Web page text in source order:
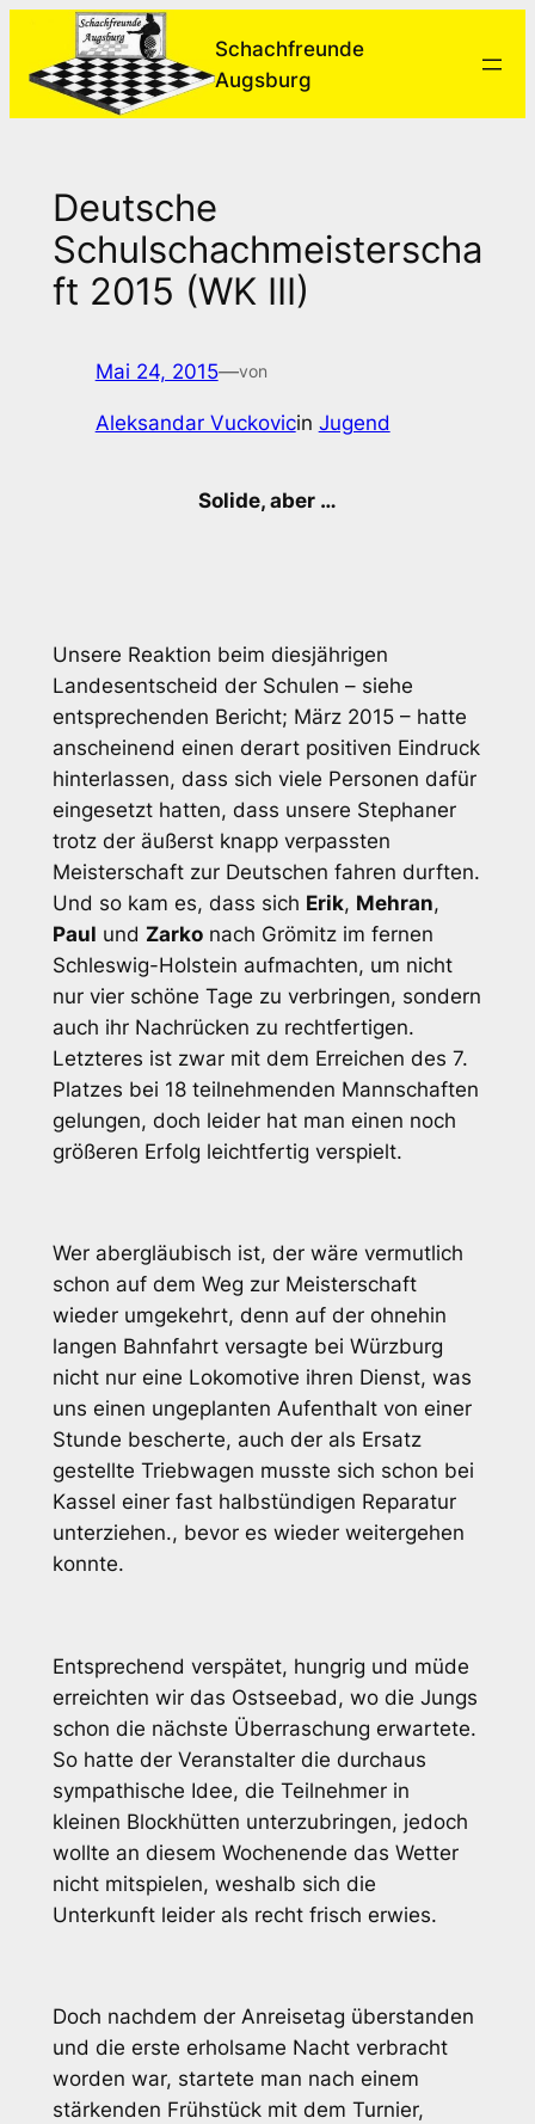
springen
Schachfreunde
Augsburg
Deutsche
Schulschachmeisterscha
ft 2015 (WK III)
Mai 24, 2015—von
Aleksandar Vuckovicin Jugend
Solide, aber …
Unsere Reaktion beim diesjährigen
Landesentscheid der Schulen – siehe
entsprechenden Bericht; März 2015 – hatte
anscheinend einen derart positiven Eindruck
hinterlassen, dass sich viele Personen dafür
eingesetzt hatten, dass unsere Stephaner
trotz der äußerst knapp verpassten
Meisterschaft zur Deutschen fahren durften.
Und so kam es, dass sich Erik, Mehran,
Paul und Zarkonach Grömitz im fernen
Schleswig-Holstein aufmachten, um nicht
nur vier schöne Tage zu verbringen, sondern
auch ihr Nachrücken zu rechtfertigen.
Letzteres ist zwar mit dem Erreichen des 7.
Platzes bei 18 teilnehmenden Mannschaften
gelungen, doch leider hat man einen noch
größeren Erfolg leichtfertig verspielt.
Wer abergläubisch ist, der wäre vermutlich
schon auf dem Weg zur Meisterschaft
wieder umgekehrt, denn auf der ohnehin
langen Bahnfahrt versagte bei Würzburg
nicht nur eine Lokomotive ihren Dienst, was
uns einen ungeplanten Aufenthalt von einer
Stunde bescherte, auch der als Ersatz
gestellte Triebwagen musste sich schon bei
Kassel einer fast halbstündigen Reparatur
unterziehen., bevor es wieder weitergehen
konnte.
Entsprechend verspätet, hungrig und müde
erreichten wir das Ostseebad, wo die Jungs
schon die nächste Überraschung erwartete.
So hatte der Veranstalter die durchaus
sympathische Idee, die Teilnehmer in
kleinen Blockhütten unterzubringen, jedoch
wollte an diesem Wochenende das Wetter
nicht mitspielen, weshalb sich die
Unterkunft leider als recht frisch erwies.
Doch nachdem der Anreisetag überstanden
und die erste erholsame Nacht verbracht
worden war, startete man nach einem
stärkenden Frühstück mit dem Turnier,